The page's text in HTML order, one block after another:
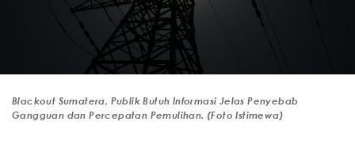
Blackout Sumatera, Publik Butuh Informasi Jelas Penyebab
Gangguan dan Percepatan Pemulihan. (Foto Istimewa)